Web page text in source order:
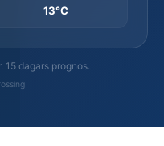
13°C
15 dagars prognos.